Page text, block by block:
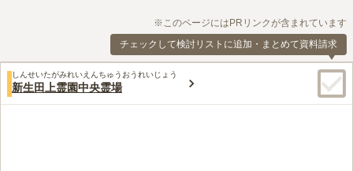
※このページにはPRリンクが含まれています
チェックして検討リストに追加・まとめて資料請求
しんせいたがみれいえんちゅうおうれいじょう
新生田上霊園中央霊場